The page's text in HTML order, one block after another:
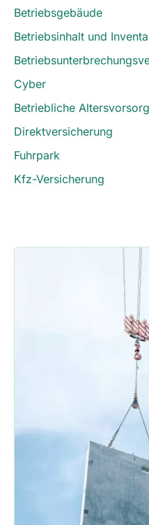
Betriebsgebäude
Betriebsinhalt und
Cyber
Betriebliche
Direktversicherung
Fuhrpark
Kfz-Versicherung